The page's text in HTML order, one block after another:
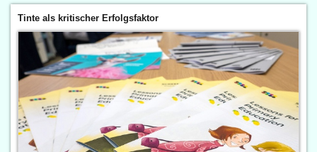
Tinte als kritischer Erfolgsfaktor